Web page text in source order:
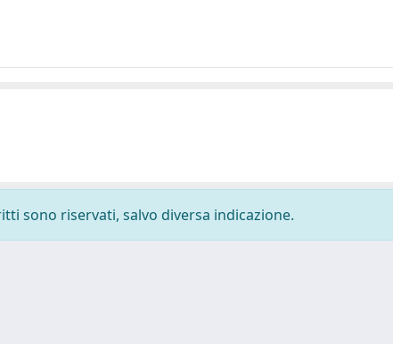
sono riservati, salvo diversa indicazione.